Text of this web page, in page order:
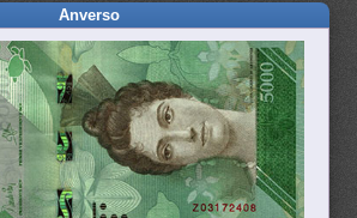
Anverso